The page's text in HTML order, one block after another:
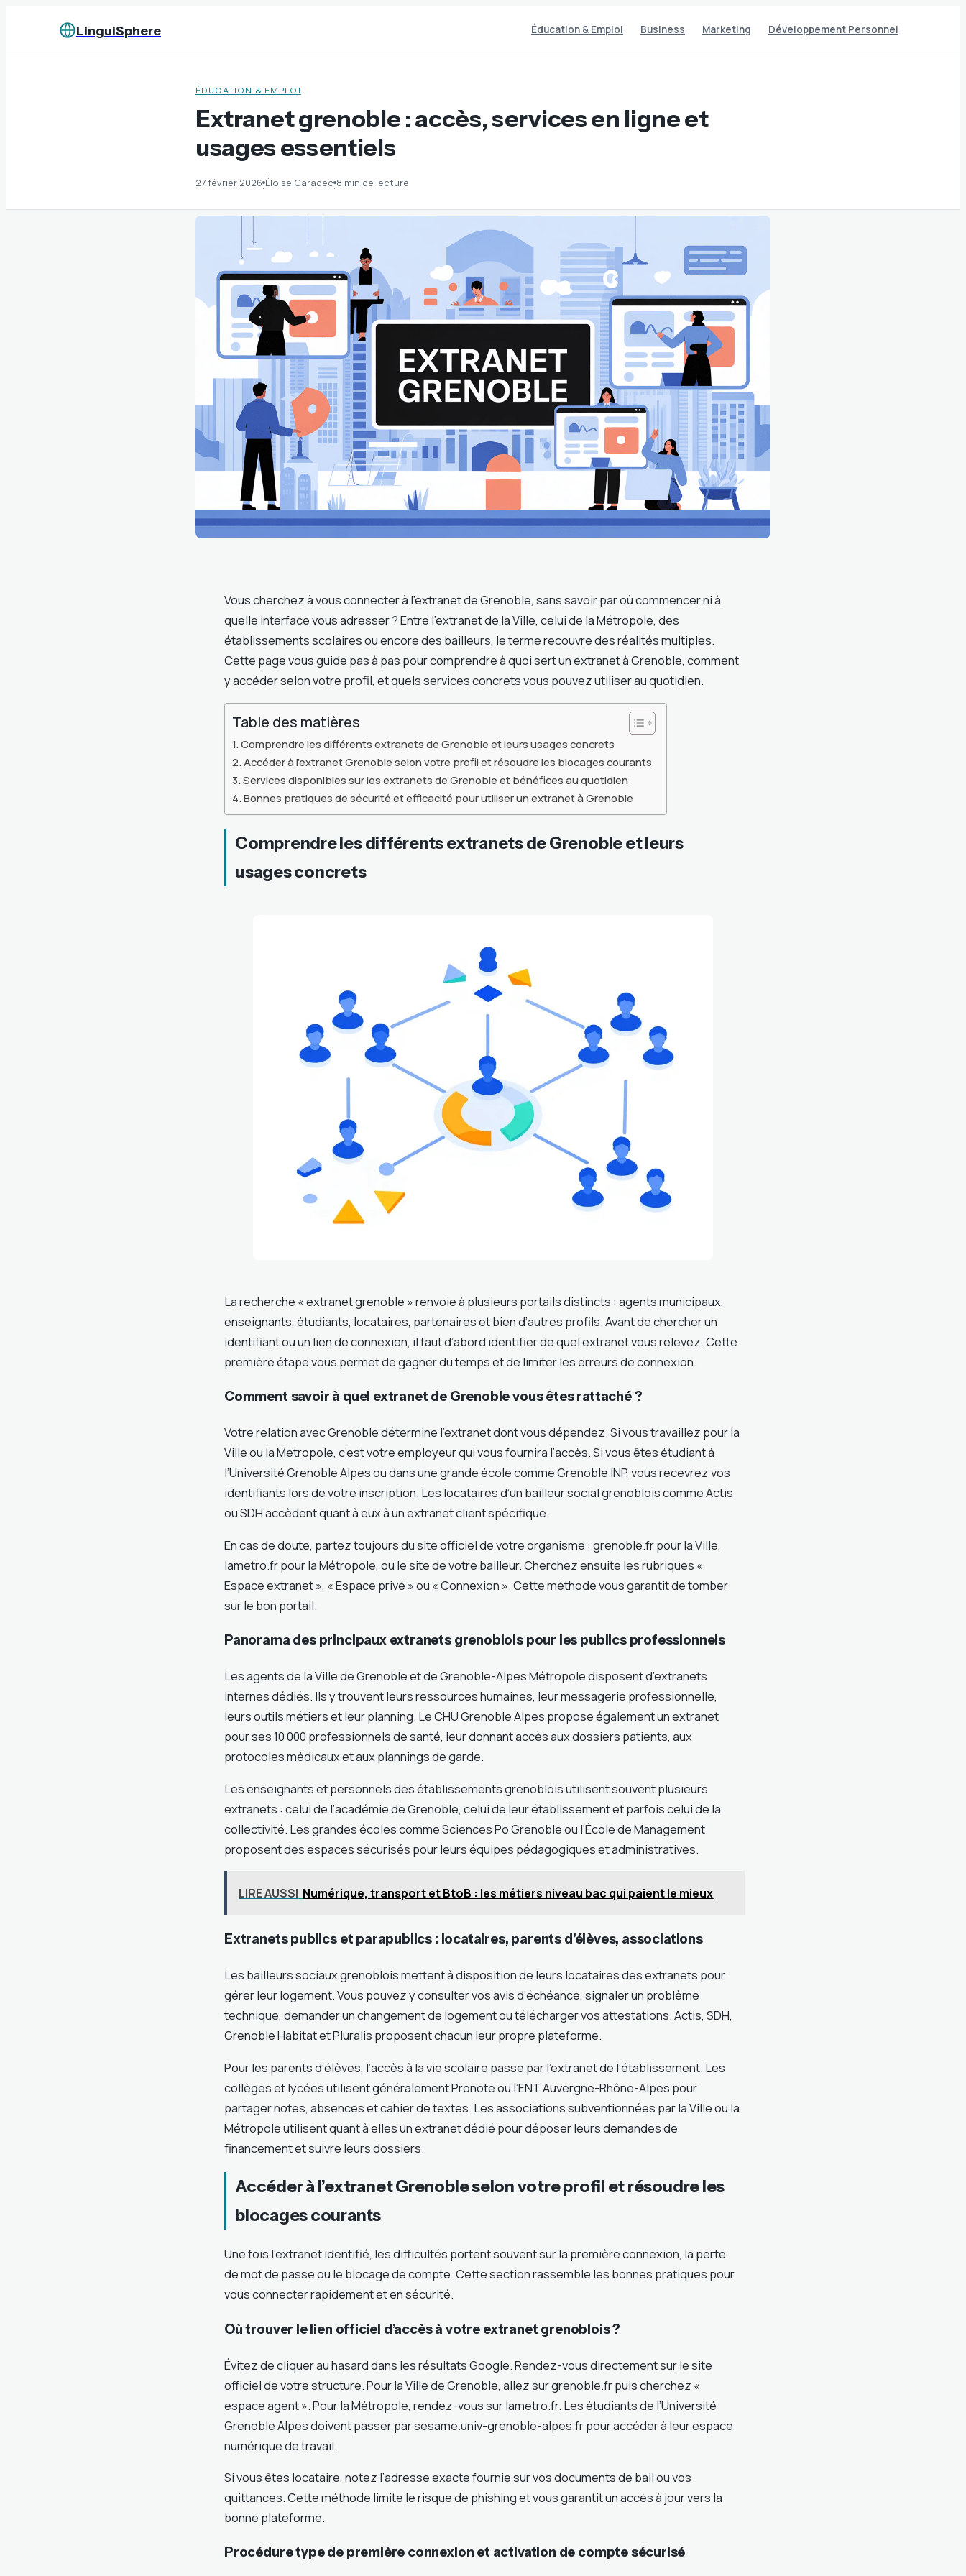
LinguiSphere Éducation & Emploi Business Marketing Développement Personnel
ÉDUCATION & EMPLOI
Extranet grenoble : accès, services en ligne et
usages essentiels
27 février 2026·Éloïse Caradec·8 min de lecture
Vous cherchez à vous connecter à l’extranet de Grenoble, sans savoir par où commencer ni à
quelle interface vous adresser ? Entre l’extranet de la Ville, celui de la Métropole, des
établissements scolaires ou encore des bailleurs, le terme recouvre des réalités multiples.
Cette page vous guide pas à pas pour comprendre à quoi sert un extranet à Grenoble, comment
y accéder selon votre profil, et quels services concrets vous pouvez utiliser au quotidien.
Table des matières
Comprendre les différents extranets de Grenoble et leurs usages concrets
Accéder à l’extranet Grenoble selon votre profil et résoudre les blocages courants
Services disponibles sur les extranets de Grenoble et bénéfices au quotidien
Bonnes pratiques de sécurité et efficacité pour utiliser un extranet à Grenoble
Comprendre les différents extranets de Grenoble et leurs
usages concrets
La recherche « extranet grenoble » renvoie à plusieurs portails distincts : agents municipaux,
enseignants, étudiants, locataires, partenaires et bien d’autres profils. Avant de chercher un
identifiant ou un lien de connexion, il faut d’abord identifier de quel extranet vous relevez. Cette
première étape vous permet de gagner du temps et de limiter les erreurs de connexion.
Comment savoir à quel extranet de Grenoble vous êtes rattaché ?
Votre relation avec Grenoble détermine l’extranet dont vous dépendez. Si vous travaillez pour la
Ville ou la Métropole, c’est votre employeur qui vous fournira l’accès. Si vous êtes étudiant à
l’Université Grenoble Alpes ou dans une grande école comme Grenoble INP, vous recevrez vos
identifiants lors de votre inscription. Les locataires d’un bailleur social grenoblois comme Actis
ou SDH accèdent quant à eux à un extranet client spécifique.
En cas de doute, partez toujours du site officiel de votre organisme : grenoble.fr pour la Ville,
lametro.fr pour la Métropole, ou le site de votre bailleur. Cherchez ensuite les rubriques «
Espace extranet », « Espace privé » ou « Connexion ». Cette méthode vous garantit de tomber
sur le bon portail.
Panorama des principaux extranets grenoblois pour les publics professionnels
Les agents de la Ville de Grenoble et de Grenoble-Alpes Métropole disposent d’extranets
internes dédiés. Ils y trouvent leurs ressources humaines, leur messagerie professionnelle,
leurs outils métiers et leur planning. Le CHU Grenoble Alpes propose également un extranet
pour ses 10 000 professionnels de santé, leur donnant accès aux dossiers patients, aux
protocoles médicaux et aux plannings de garde.
Les enseignants et personnels des établissements grenoblois utilisent souvent plusieurs
extranets : celui de l’académie de Grenoble, celui de leur établissement et parfois celui de la
collectivité. Les grandes écoles comme Sciences Po Grenoble ou l’École de Management
proposent des espaces sécurisés pour leurs équipes pédagogiques et administratives.
LIRE AUSSI Numérique, transport et BtoB : les métiers niveau bac qui paient le mieux
Extranets publics et parapublics : locataires, parents d’élèves, associations
Les bailleurs sociaux grenoblois mettent à disposition de leurs locataires des extranets pour
gérer leur logement. Vous pouvez y consulter vos avis d’échéance, signaler un problème
technique, demander un changement de logement ou télécharger vos attestations. Actis, SDH,
Grenoble Habitat et Pluralis proposent chacun leur propre plateforme.
Pour les parents d’élèves, l’accès à la vie scolaire passe par l’extranet de l’établissement. Les
collèges et lycées utilisent généralement Pronote ou l’ENT Auvergne-Rhône-Alpes pour
partager notes, absences et cahier de textes. Les associations subventionnées par la Ville ou la
Métropole utilisent quant à elles un extranet dédié pour déposer leurs demandes de
financement et suivre leurs dossiers.
Accéder à l’extranet Grenoble selon votre profil et résoudre les
blocages courants
Une fois l’extranet identifié, les difficultés portent souvent sur la première connexion, la perte
de mot de passe ou le blocage de compte. Cette section rassemble les bonnes pratiques pour
vous connecter rapidement et en sécurité.
Où trouver le lien officiel d’accès à votre extranet grenoblois ?
Évitez de cliquer au hasard dans les résultats Google. Rendez-vous directement sur le site
officiel de votre structure. Pour la Ville de Grenoble, allez sur grenoble.fr puis cherchez «
espace agent ». Pour la Métropole, rendez-vous sur lametro.fr. Les étudiants de l’Université
Grenoble Alpes doivent passer par sesame.univ-grenoble-alpes.fr pour accéder à leur espace
numérique de travail.
Si vous êtes locataire, notez l’adresse exacte fournie sur vos documents de bail ou vos
quittances. Cette méthode limite le risque de phishing et vous garantit un accès à jour vers la
bonne plateforme.
Procédure type de première connexion et activation de compte sécurisé